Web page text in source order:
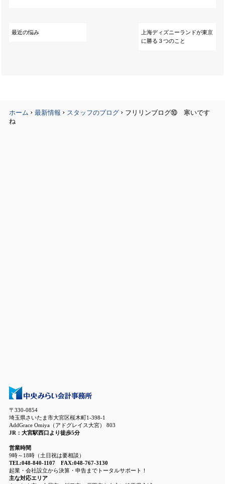
最近の悩み
上海ディズニーランドが東京
に勝る３つのこと
ホーム › 最新情報 › スタッフのブログ › フリリンブログ⑩ 寒いです
ね
〒330-0854
埼玉県さいたま市大宮区桜木町1-398-1
AddGrace Omiya（アドグレイス大宮） 803
JR：大宮駅西口より徒歩5分
営業時間
9時～18時（土日祝は要相談）
TEL:048-840-1107 FAX:048-767-3130
起業・会社設立から決算・申告までトータルサポート！
主な対応エリア